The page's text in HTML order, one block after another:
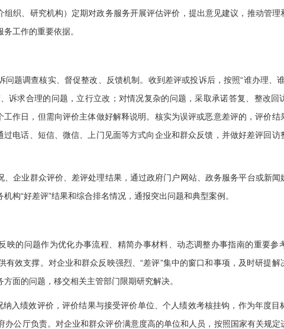
、研究机构）定期对政务服务开展评估评价，提出意见建议，推动管理
工作的重要依据。
调查核实、督促整改、反馈机制。收到差评或投诉后，按照“谁办理、
诉求合理的问题，立行立改；对情况复杂的问题，采取承诺答复、整改回
作日，但需向评价主体做好解释说明。核实为误评或恶意差评的，评价结
电话、短信、微信、上门见面等方式向企业和群众反馈，并做好差评回
业群众评价、差评处理结果，通过政府门户网站、政务服务平台或新闻
构“好差评”结果和综合排名情况，通报突出问题和典型案例。
的问题作为优化办事流程、精简办事材料、动态调整办事指南的重要参
效支撑。对企业和群众反映强烈、“差评”集中的窗口和事项，及时研提解
面的问题，移交相关主管部门限期研究解决。
绩效评价，评价结果与接受评价单位、个人绩效考核挂钩，作为年度目
公厅负责。对企业和群众评价满意度高的单位和人员，按照国家有关规定